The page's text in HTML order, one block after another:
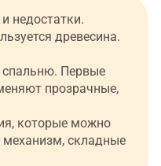
недостатки.
древесина.
спальню. Первые
прозрачные,
которые можно
механизм, складные